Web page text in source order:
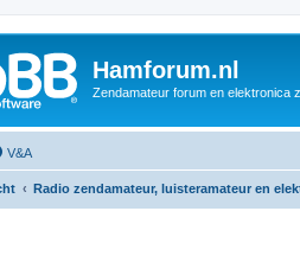
Hamforum.nl
Zendamateur forum en elektronica
V&A
Radio zendamateur, luisteramateur en